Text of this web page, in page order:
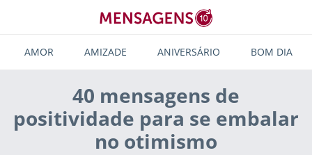
AMOR AMIZADE ANIVERSÁRIO BOM DIA
40 mensagens de
positividade para se embalar
no otimismo